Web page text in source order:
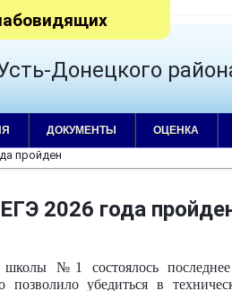
Донецкого
ДОКУМЕНТЫ ОЦЕНКА
пройден
2026 года
№1 состоялось последнее
убедиться в